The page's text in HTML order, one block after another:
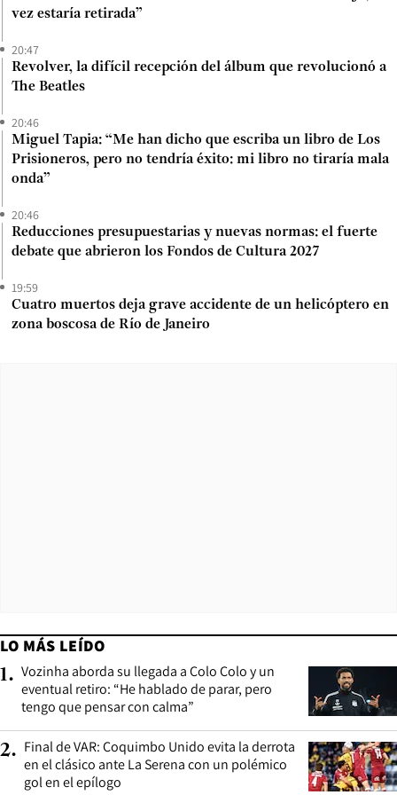
vez estaría retirada”
20:47
Revolver, la difícil recepción del álbum que revolucionó a
The Beatles
20:46
Miguel Tapia: “Me han dicho que escriba un libro de Los
Prisioneros, pero no tendría éxito: mi libro no tiraría mala
onda”
20:46
Reducciones presupuestarias y nuevas normas: el fuerte
debate que abrieron los Fondos de Cultura 2027
19:59
Cuatro muertos deja grave accidente de un helicóptero en
zona boscosa de Río de Janeiro
LO MÁS LEÍDO
1. Vozinha aborda su llegada a Colo Colo y un
eventual retiro: “He hablado de parar, pero
tengo que pensar con calma”
2. Final de VAR: Coquimbo Unido evita la derrota
en el clásico ante La Serena con un polémico
gol en el epílogo